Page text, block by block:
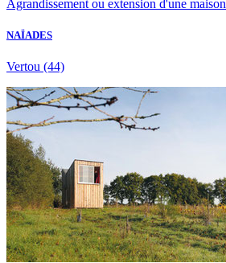
Agrandissement ou extension d'une maison
NAÏADES
Vertou (44)